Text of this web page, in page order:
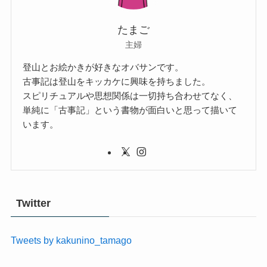
たまご
主婦
登山とお絵かきが好きなオバサンです。
古事記は登山をキッカケに興味を持ちました。
スピリチュアルや思想関係は一切持ち合わせてなく、
単純に「古事記」という書物が面白いと思って描いて
います。
Twitter
Tweets by kakunino_tamago